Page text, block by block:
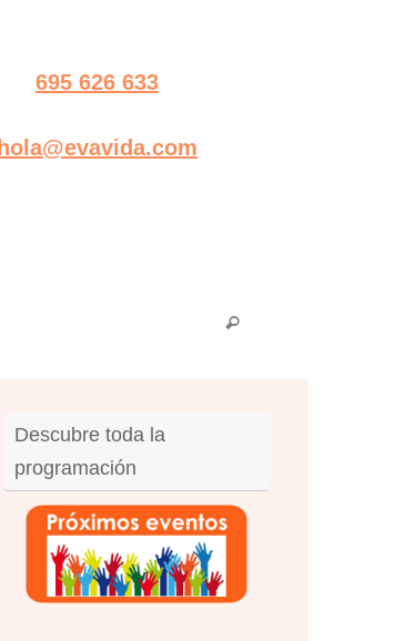
695 626 633
hola@evavida.com
Buscar
Descubre toda la
programación